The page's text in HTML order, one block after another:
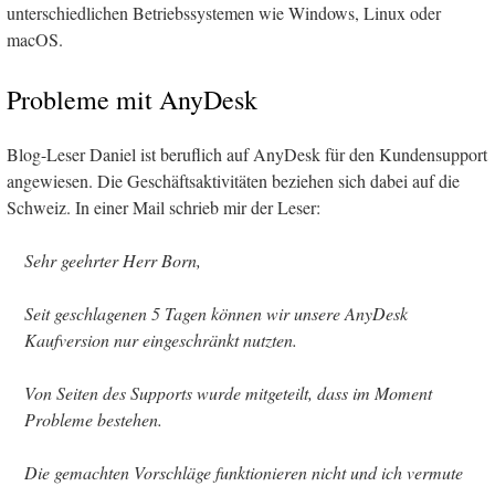
unterschiedlichen Betriebssystemen wie Windows, Linux oder
macOS.
Probleme mit AnyDesk
Blog-Leser Daniel ist beruflich auf AnyDesk für den Kundensupport
angewiesen. Die Geschäftsaktivitäten beziehen sich dabei auf die
Schweiz. In einer Mail schrieb mir der Leser:
Sehr geehrter Herr Born,
Seit geschlagenen 5 Tagen können wir unsere AnyDesk
Kaufversion nur eingeschränkt nutzten.
Von Seiten des Supports wurde mitgeteilt, dass im Moment
Probleme bestehen.
Die gemachten Vorschläge funktionieren nicht und ich vermute